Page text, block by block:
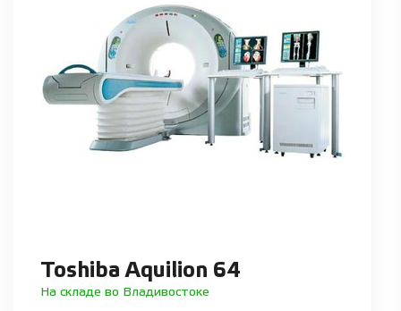
Toshiba Aquilion 64
На складе во Владивостоке